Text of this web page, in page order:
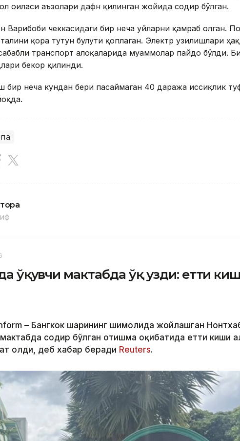
оиласи аъзолари дафн қилинган жойида содир бўлган.
Варибоби чеккасидаги бир неча уйларни қамраб олган.
қора тутун булути қоплаган. Электр узилишлари
транспорт алоқаларида муаммолар пайдо бўлди.
бекор қилинди.
бир неча кундан бери пасаймаган 40 даража иссиқлик
ўқувчи мактабда ўқ узди: етти
– Бангкок шаҳрининг шимолида жойлашган
содир бўлган отишма оқибатида етти киши
олди, деб хабар беради Reuters.